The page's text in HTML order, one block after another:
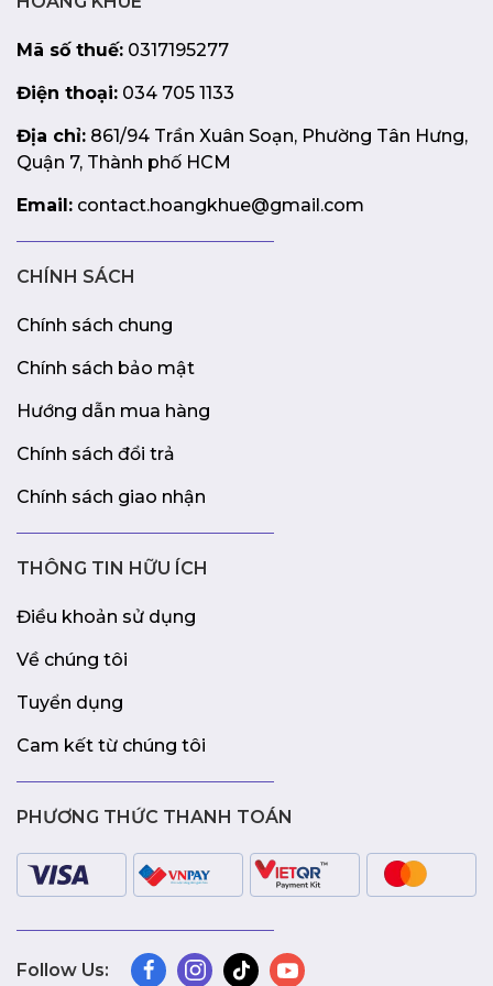
Mã số thuế: 0317195277
Điện thoại: 034 705 1133
Địa chỉ: 861/94 Trần Xuân Soạn, Phường Tân Hưng,
Quận 7, Thành phố HCM
Email: contact.hoangkhue@gmail.com
CHÍNH SÁCH
Chính sách chung
Chính sách bảo mật
Hướng dẫn mua hàng
Chính sách đổi trả
Chính sách giao nhận
THÔNG TIN HỮU ÍCH
Điều khoản sử dụng
Về chúng tôi
Tuyển dụng
Cam kết từ chúng tôi
PHƯƠNG THỨC THANH TOÁN
Follow Us: